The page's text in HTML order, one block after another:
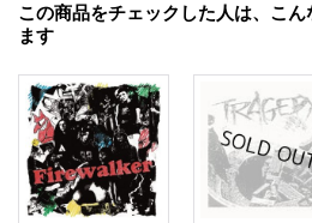
この商品をチェックした人は、こ
ます